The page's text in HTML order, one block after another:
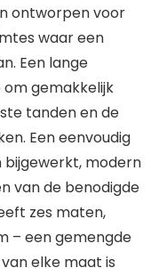
ontworpen voor
waar een
Een lange
gemakkelijk
tanden en de
Een eenvoudig
modern
van de benodigde
zes maten,
– een gemengde
elke maat is